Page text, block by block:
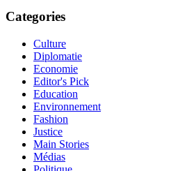
Categories
Culture
Diplomatie
Economie
Editor's Pick
Education
Environnement
Fashion
Justice
Main Stories
Médias